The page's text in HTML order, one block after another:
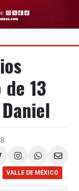
13
VALLE DE MÉXICO